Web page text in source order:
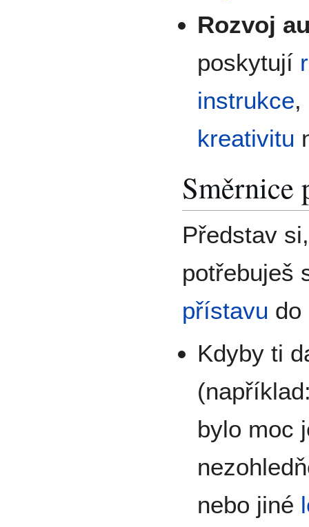
Rozvoj
poskytují
instrukce,
kreativitu
Směrnice
Představ
potřebuješ
přístavu do
Kdyby ti
bylo moc
nebo jiné